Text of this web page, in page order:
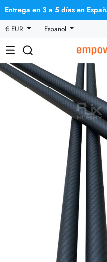
€ EUR
Espanol